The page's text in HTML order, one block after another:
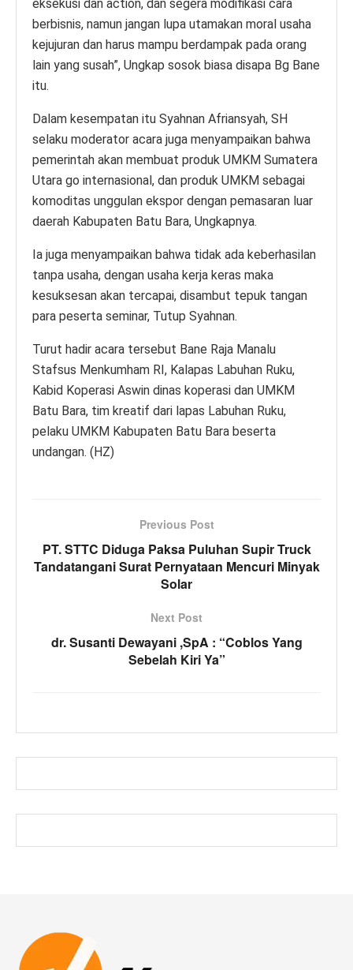
eksekusi dan action, dan segera modifikasi cara
berbisnis, namun jangan lupa utamakan moral usaha
kejujuran dan harus mampu berdampak pada orang
lain yang susah”, Ungkap sosok biasa disapa Bg Bane
itu.
Dalam kesempatan itu Syahnan Afriansyah, SH
selaku moderator acara juga menyampaikan bahwa
pemerintah akan membuat produk UMKM Sumatera
Utara go internasional, dan produk UMKM sebagai
komoditas unggulan ekspor dengan pemasaran luar
daerah Kabupaten Batu Bara, Ungkapnya.
Ia juga menyampaikan bahwa tidak ada keberhasilan
tanpa usaha, dengan usaha kerja keras maka
kesuksesan akan tercapai, disambut tepuk tangan
para peserta seminar, Tutup Syahnan.
Turut hadir acara tersebut Bane Raja Manalu
Stafsus Menkumham RI, Kalapas Labuhan Ruku,
Kabid Koperasi Aswin dinas koperasi dan UMKM
Batu Bara, tim kreatif dari lapas Labuhan Ruku,
pelaku UMKM Kabupaten Batu Bara beserta
undangan. (HZ)
Previous Post
PT. STTC Diduga Paksa Puluhan Supir Truck
Tandatangani Surat Pernyataan Mencuri Minyak
Solar
Next Post
dr. Susanti Dewayani ,SpA : “Coblos Yang
Sebelah Kiri Ya”